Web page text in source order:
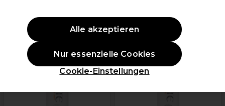
ANGEBOT ANGEBOT
Cookie-Einstellungen
Nur essenzielle Cookies
Alle akzeptieren